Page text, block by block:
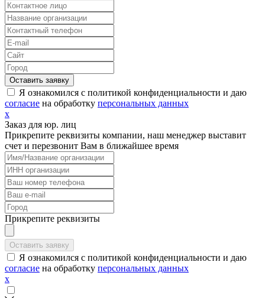
Я ознакомился с политикой конфиденциальности и даю
согласие на обработку персональных данных
х
Заказ для юр. лиц
Прикрепите реквизиты компании, наш менеджер выставит
счет и перезвонит Вам в ближайшее время
Прикрепите реквизиты
Я ознакомился с политикой конфиденциальности и даю
согласие на обработку персональных данных
х